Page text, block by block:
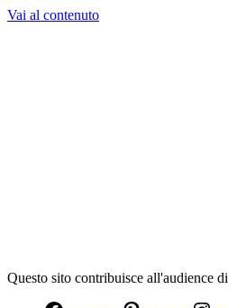
Vai al contenuto
Questo sito contribuisce all'audience di